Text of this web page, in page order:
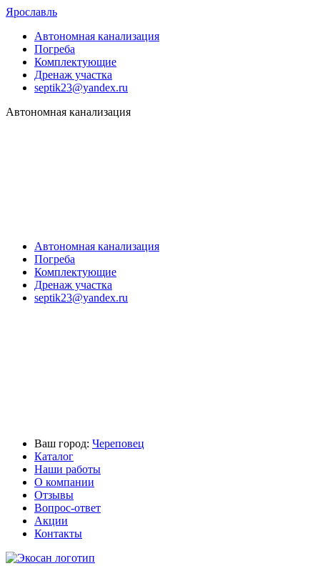
Ярославль
Автономная канализация
Погреба
Комплектующие
Дренаж участка
septik23@yandex.ru
Автономная канализация
Автономная канализация
Погреба
Комплектующие
Дренаж участка
septik23@yandex.ru
Ваш город: Череповец
Каталог
Наши работы
О компании
Отзывы
Вопрос-ответ
Акции
Контакты